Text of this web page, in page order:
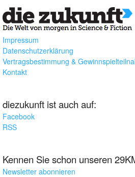
Impressum
Datenschutzerklärung
Vertragsbestimmung &
Kontakt
diezukunft ist auch auf:
Facebook
RSS
Kennen Sie schon unseren
Newsletter abonnieren